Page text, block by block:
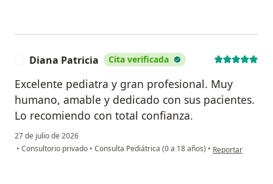
Diana Patricia Cita verificada
Excelente pediatra y gran profesional. Muy
humano, amable y dedicado con sus pacientes.
Lo recomiendo con total confianza.
27 de julio de 2026
• Consultorio privado • Consulta Pediátrica (0 a 18 años) • en opinión del
Reportar